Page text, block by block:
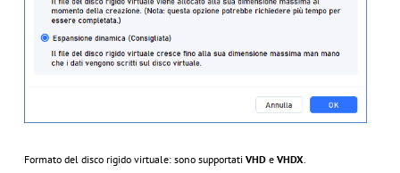
Formato del disco rigido virtuale: sono supportati VHDe VHDX